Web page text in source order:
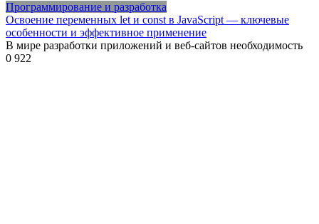
Программирование и разработка
Освоение переменных let и const в JavaScript — ключевые
особенности и эффективное применение
В мире разработки приложений и веб-сайтов необходимость
0 922